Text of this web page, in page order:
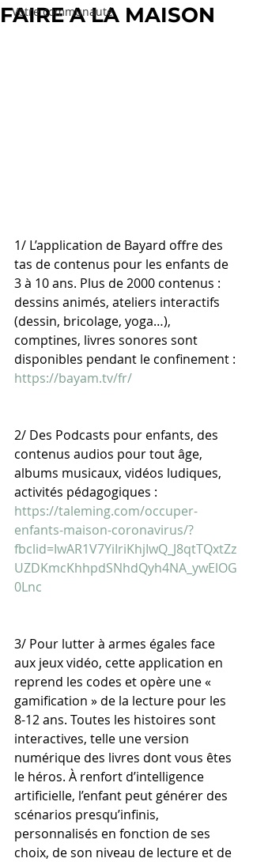
Votre communauté
FAIRE A LA MAISON
1/ L’application de Bayard offre des
tas de contenus pour les enfants de
3 à 10 ans. Plus de 2000 contenus :
dessins animés, ateliers interactifs
(dessin, bricolage, yoga…),
comptines, livres sonores sont
disponibles pendant le confinement :
https://bayam.tv/fr/
2/ Des Podcasts pour enfants, des
contenus audios pour tout âge,
albums musicaux, vidéos ludiques,
activités pédagogiques :
https://taleming.com/occuper-
enfants-maison-coronavirus/?
fbclid=IwAR1V7YiIriKhjIwQ_J8qtTQxtZz
UZDKmcKhhpdSNhdQyh4NA_ywElOG
0Lnc
3/ Pour lutter à armes égales face
aux jeux vidéo, cette application en
reprend les codes et opère une «
gamification » de la lecture pour les
8-12 ans. Toutes les histoires sont
interactives, telle une version
numérique des livres dont vous êtes
le héros. À renfort d’intelligence
artificielle, l’enfant peut générer des
scénarios presqu’infinis,
personnalisés en fonction de ses
choix, de son niveau de lecture et de